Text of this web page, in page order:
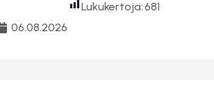
06.08.2026
Lukukertoja:681